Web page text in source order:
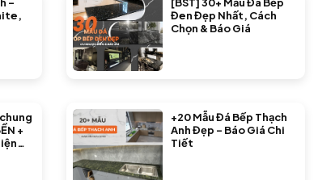
Đen Đẹp Nhất, Cách
Chọn & Báo Giá
+
+20 Mẫu Đá Bếp Thạch
Anh Đẹp – Báo Giá Chi
Tiết